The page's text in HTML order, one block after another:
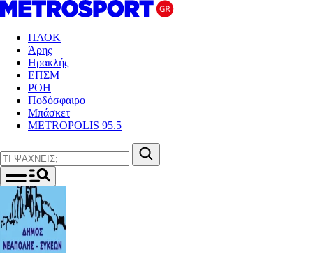
ΠΑΟΚ
Άρης
Ηρακλής
ΕΠΣΜ
ΡΟΗ
Ποδόσφαιρο
Μπάσκετ
METROPOLIS 95.5